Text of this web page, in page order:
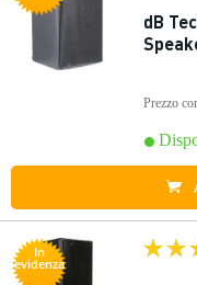
dB
Prezzo
In
evidenza